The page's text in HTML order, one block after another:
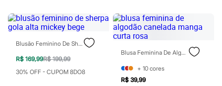
Em alta
Dia dos Pais
Inverno
Novidades
Roupas
Bermudas
Camisas
Calças
Blusão Feminino De Sherpa Gola Alta Mickey Bege
R$ 169,99R$ 199,99
30% OFF - CUPOM 8DO8
Blusa Feminina De Algodão Canelada Manga Curta Rosa
+ 10 cores
R$ 39,99